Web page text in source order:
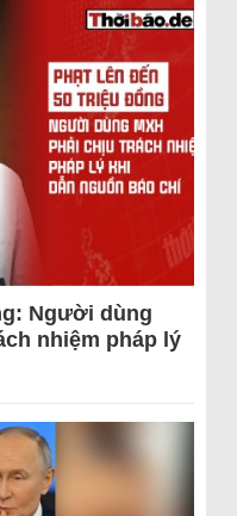
Người dùng
nhiệm pháp lý